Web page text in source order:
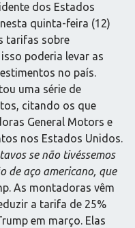
dos Estados
quinta-feira (12)
tarifas sobre
poderia levar as
no país.
uma série de
citando os que
General Motors e
nos Estados Unidos.
se não tivéssemos
de aço americano, que
As montadoras vêm
a tarifa de 25%
em março. Elas